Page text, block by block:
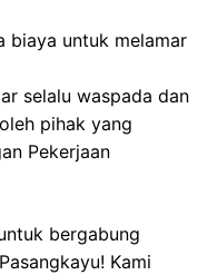
biaya untuk melamar
selalu waspada dan
pihak yang
Pekerjaan
bergabung
Kami